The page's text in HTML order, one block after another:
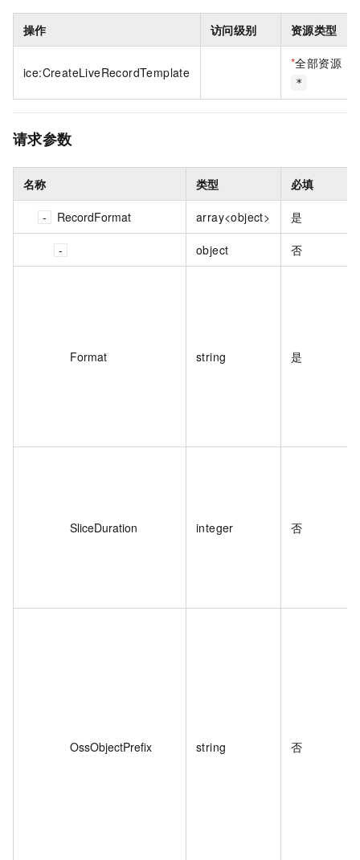
操作 访问级别 资源类型
ice:CreateLiveRecordTemplate
*全部资源
*
请求参数
名称 类型 必填
RecordFormat array<object> 是
object 否
Format string 是
SliceDuration integer 否
OssObjectPrefix string 否